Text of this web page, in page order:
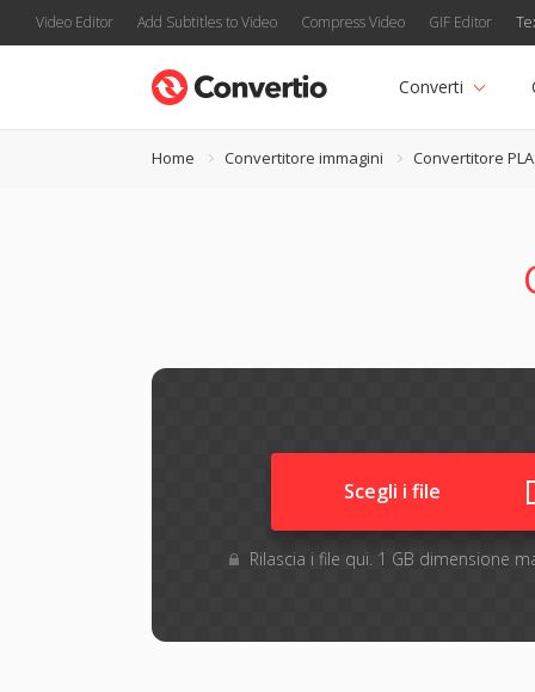
Video Editor Add Subtitles to Video Compress Video GIF Editor
Converti
Home Convertitore immagini Convertitore
Scegli i file
Rilascia i file qui. 1 GB dimensione